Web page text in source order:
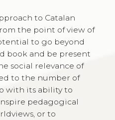
to Catalan
the point of view of
to go beyond
book and be present
social relevance of
to the number of
with its ability to
pedagogical
or to